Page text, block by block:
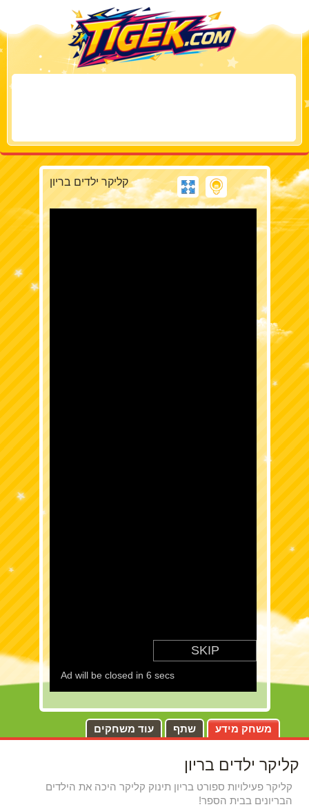
קליקר ילדים בריון
משחק מידע שתף עוד משחקים
קליקר ילדים בריון
קליקר פעילויות ספורט בריון תינוק קליקר היכה את הילדים
הבריונים בבית הספר!